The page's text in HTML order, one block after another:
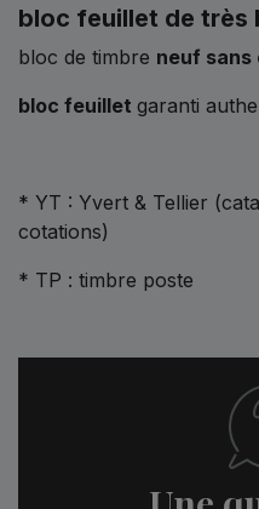
bloc feuillet de très
bloc de timbre neuf sans
bloc feuillet garanti
* YT : Yvert & Tellier
cotations)
* TP : timbre poste